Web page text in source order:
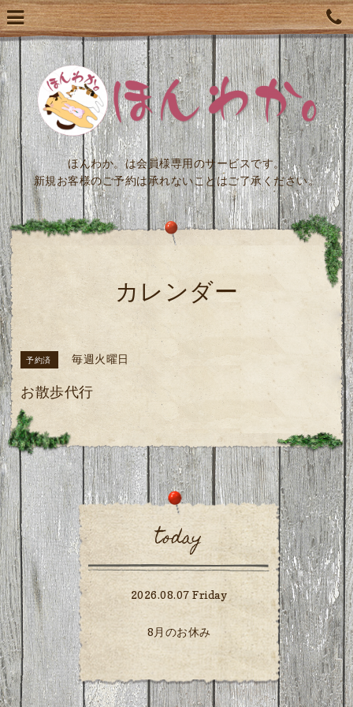
ほんわか。は会員様専用のサービスです。
新規お客様のご予約は承れないことはご了承ください。
カレンダー
予約済 毎週火曜日
お散歩代行
today
2026.08.07 Friday
8月のお休み